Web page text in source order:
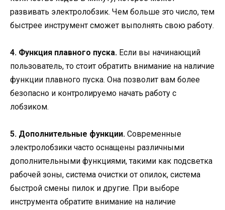
развивать электролобзик. Чем больше это число, тем
быстрее инструмент сможет выполнять свою работу.
4. Функция плавного пуска. Если вы начинающий
пользователь, то стоит обратить внимание на наличие
функции плавного пуска. Она позволит вам более
безопасно и контролируемо начать работу с
лобзиком.
5. Дополнительные функции. Современные
электролобзики часто оснащены различными
дополнительными функциями, такими как подсветка
рабочей зоны, система очистки от опилок, система
быстрой смены пилок и другие. При выборе
инструмента обратите внимание на наличие